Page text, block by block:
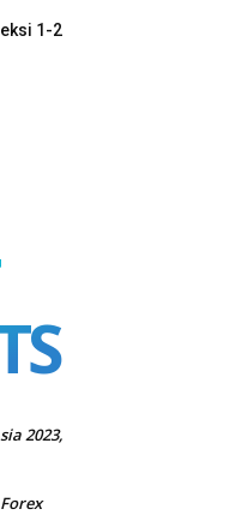
1-2
2023,